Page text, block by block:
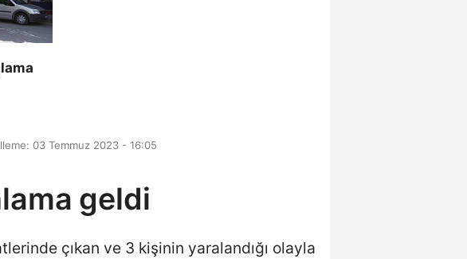
03 Temmuz 2023 - 16:05
geldi
çıkan ve 3 kişinin yaralandığı olayla